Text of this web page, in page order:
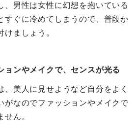
、男性は女性に幻想を抱いている
すぐに冷めてしまうので、普段か
ましょう。
ョンやメイクで、センスが光る
、美人に見せようなど自分をよく
がなのでファッションやメイクで
ん。